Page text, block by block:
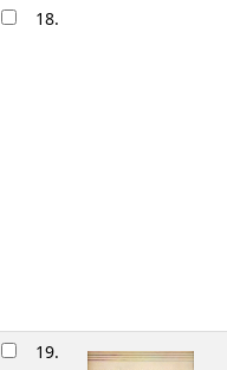
18.
19.